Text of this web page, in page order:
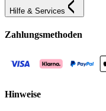
Hilfe & Services
Zahlungsmethoden
Hinweise